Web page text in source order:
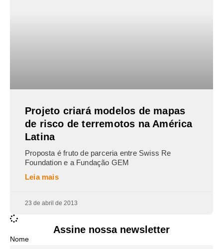
Projeto criará modelos de mapas
de risco de terremotos na América
Latina
Proposta é fruto de parceria entre Swiss Re
Foundation e a Fundação GEM
Leia mais
23 de abril de 2013
Assine nossa newsletter
Nome